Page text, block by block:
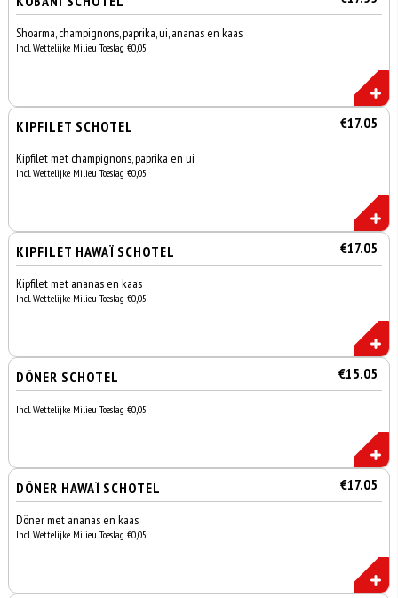
Shoarma, champignons, paprika, ui, ananas en kaas
Incl. Wettelijke Milieu Toeslag €0,05
KIPFILET SCHOTEL €17.05
Kipfilet met champignons, paprika en ui
Incl. Wettelijke Milieu Toeslag €0,05
KIPFILET HAWAÏ SCHOTEL €17.05
Kipfilet met ananas en kaas
Incl. Wettelijke Milieu Toeslag €0,05
DÖNER SCHOTEL €15.05
Incl. Wettelijke Milieu Toeslag €0,05
DÖNER HAWAÏ SCHOTEL €17.05
Döner met ananas en kaas
Incl. Wettelijke Milieu Toeslag €0,05